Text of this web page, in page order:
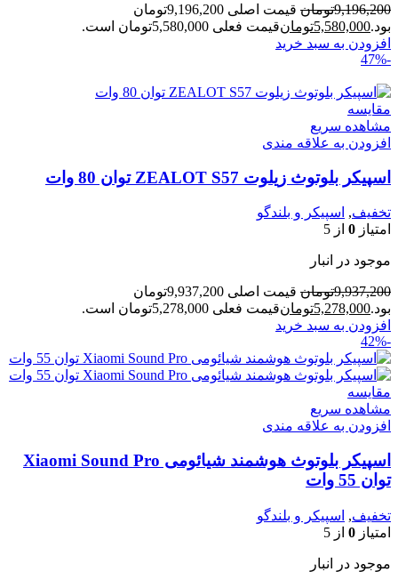
9,196,200تومان
قیمت اصلی 9,196,200تومان
بود.5,580,000تومانقیمت فعلی 5,580,000تومان است.
افزودن به سبد خرید
-47%
مقایسه
مشاهده سریع
افزودن به علاقه مندی
اسپیکر بلوتوث زیلوت ZEALOT S57 توان 80 وات
تخفیف, اسپیکر و بلندگو
امتیاز 0 از 5
موجود در انبار
9,937,200تومان
قیمت اصلی 9,937,200تومان
بود.5,278,000تومانقیمت فعلی 5,278,000تومان است.
افزودن به سبد خرید
-42%
مقایسه
مشاهده سریع
افزودن به علاقه مندی
اسپیکر بلوتوث هوشمند شیائومی Xiaomi Sound Pro
توان 55 وات
تخفیف, اسپیکر و بلندگو
امتیاز 0 از 5
موجود در انبار